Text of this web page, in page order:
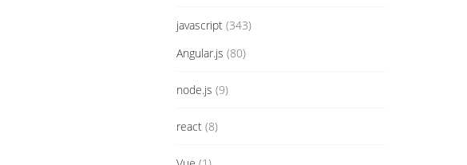
javascript(343)
Angular.js (80)
node.js (9)
react(8)